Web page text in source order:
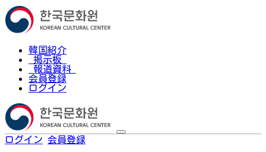
韓国紹介
掲示板
報道資料
会員登録
ログイン
ログイン 会員登録